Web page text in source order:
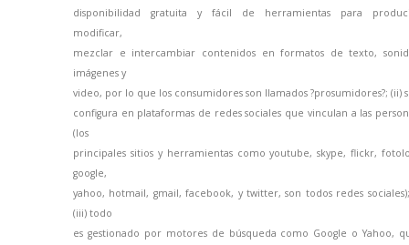
disponibilidad gratuita y fácil de herramientas para
modificar,
mezclar e intercambiar contenidos en formatos de texto,
imágenes y
video, por lo que los consumidores son llamados ?prosumidores?; (ii)
configura en plataformas de redes sociales que vinculan a las
(los
principales sitios y herramientas como youtube, skype, flickr,
google,
yahoo, hotmail, gmail, facebook, y twitter, son todos redes
(iii) todo
es gestionado por motores de búsqueda como Google o Yahoo,